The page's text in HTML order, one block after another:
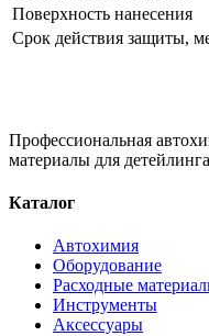
Поверхность нанесения
Срок действия защиты,
Профессиональная
материалы для
Каталог
Автохимия
Оборудование
Расходные
Инструменты
Аксессуары